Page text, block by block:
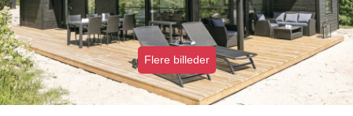
Flere billeder